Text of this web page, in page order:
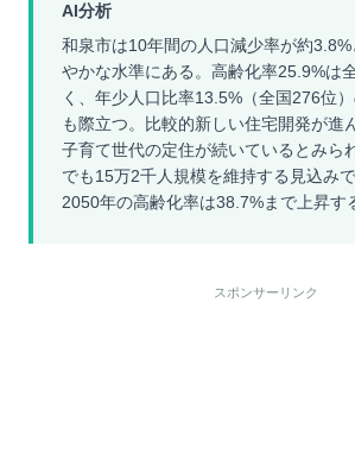
AI分析
和泉市は10年間の人口減少率が約
やかな水準にある。高齢化率25.9%は
く、年少人口比率13.5%（全国276位
も際立つ。比較的新しい住宅開発が進
子育て世代の定住が続いているとみら
でも15万2千人規模を維持する見込み
2050年の高齢化率は38.7%まで上昇す
スポンサーリンク